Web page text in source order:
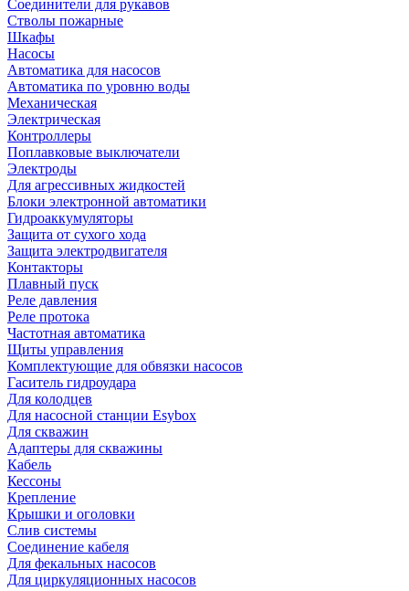
Соединители для рукавов
Стволы пожарные
Шкафы
Насосы
Автоматика для насосов
Автоматика по уровню воды
Механическая
Электрическая
Контроллеры
Поплавковые выключатели
Электроды
Для агрессивных жидкостей
Блоки электронной автоматики
Гидроаккумуляторы
Защита от сухого хода
Защита электродвигателя
Контакторы
Плавный пуск
Реле давления
Реле протока
Частотная автоматика
Щиты управления
Комплектующие для обвязки насосов
Гаситель гидроудара
Для колодцев
Для насосной станции Esybox
Для скважин
Адаптеры для скважины
Кабель
Кессоны
Крепление
Крышки и оголовки
Слив системы
Соединение кабеля
Для фекальных насосов
Для циркуляционных насосов